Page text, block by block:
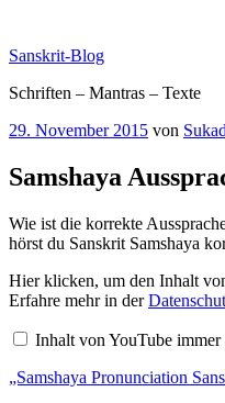
springen
Sanskrit-Blog
Schriften – Mantras – Texte
Veröffentlicht
29. November 2015 von
Samshaya
Wie ist die korrekte
hörst du Sanskrit Samshaya
„Samshaya
Pronunciation
Sanskrit
saṃśaya“
YouTube
Hier klicken, um den Inhalt
Erfahre mehr in der
Inhalt von YouTube immer
„Samshaya Pronunciation